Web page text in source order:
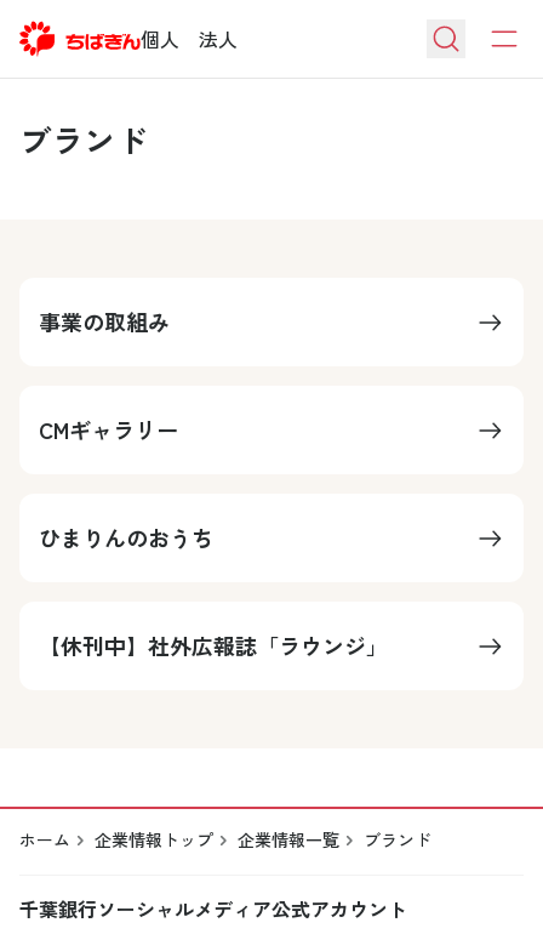
個人 法人
ブランド
事業の取組み
CMギャラリー
ひまりんのおうち
【休刊中】社外広報誌「ラウンジ」
ホーム 企業情報トップ 企業情報一覧 ブランド
千葉銀行ソーシャルメディア公式アカウント